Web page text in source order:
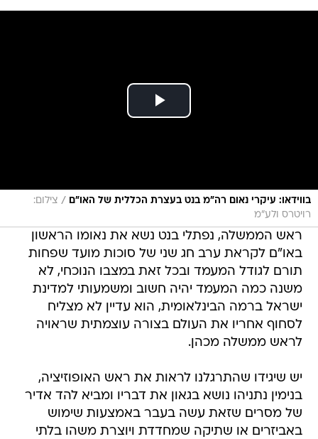
בווידאו: עיקרי נאום רה"מ בנט בעצרת הכללית של האו"ם / צילום:
רויטרס ולע"מ
ראש הממשלה, נפתלי בנט נשא את נאומו הראשון
באו"ם לקראת ערב חג שני של סוכות מועד שפחות
תורם לגודל המעמד ובכל זאת במצבו הנוכחי, לא
משנה כמה המעמד יהיה חשוב ומשמעותי למדינת
ישראל ברמה הבינלאומית, הוא עדיין לא מצליח
לסחוף אחריו את העולם בצורה עוצמתית שראויה
לראש ממשלה מכהן.
יש שיגידו שהתרגלנו לראות את ראש האופוזיציה,
בנימין נתניהו נושא בגאון את דבריו ומביא להד אדיר
של מסרים שזאת עשה בעבר באמצעות שימוש
באביזרים או שתיקה שמחדדת ויוצרת משהו בלתי